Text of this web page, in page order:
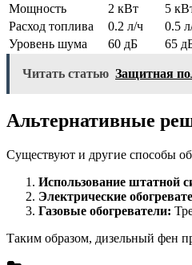
Мощность
2 кВт
5
Расход топлива
0.2 л/ч
0.5
Уровень шума
60 дБ 65
Читать статью Защитная
Альтернативные
Существуют и другие способы
Использование штатной
Электрические
Газовые обогреватели:
Таким образом, дизельный фен